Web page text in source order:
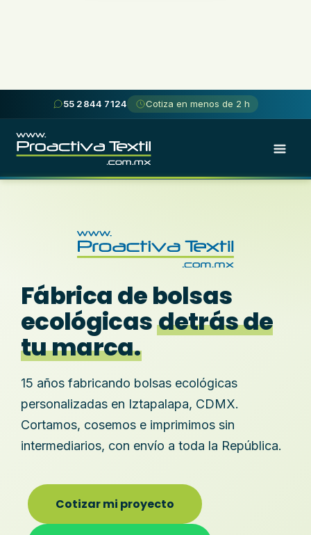
55 2844 7124 Cotiza en menos de 2 h
Fábrica de bolsas
ecológicasdetrás de
tu marca.
15 años fabricando bolsas ecológicas
personalizadas en Iztapalapa, CDMX.
Cortamos, cosemos e imprimimos sin
intermediarios, con envío a toda la República.
Cotizar mi proyecto